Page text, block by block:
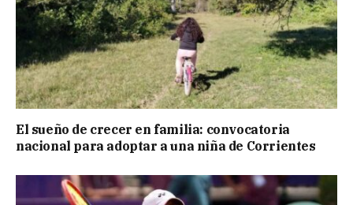
El sueño de crecer en familia: convocatoria
nacional para adoptar a una niña de Corrientes